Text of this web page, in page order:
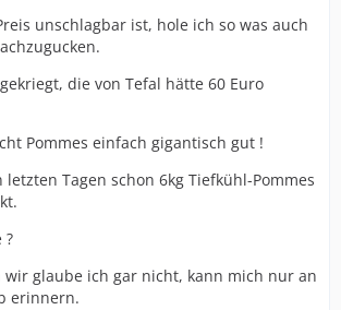
unschlagbar ist, hole ich so was auch
die von Tefal hätte 60 Euro
Pommes einfach gigantisch gut !
Tagen schon 6kg Tiefkühl-Pommes
?
wir glaube ich gar nicht, kann mich nur an
erinnern.